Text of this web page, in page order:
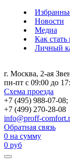
Новости
Медиа
Как
Личный
г. Москва, 2-ая
пн-пт с 09:00 до
Схема проезда
+7 (495) 988-07-08;
+7 (499) 270-28-08
info@proff-
Обратная связь
0 на сумму
0 руб